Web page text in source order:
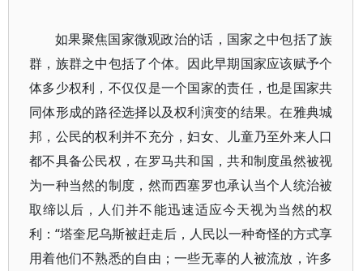
如果聚焦国家微观政治的话，国家之中包括了族
群，族群之中包括了个体。因此早期国家应该赋予个
体多少权利，不仅仅是一个国家的责任，也是国家共
同体形成的路径选择以及权利演变的结果。在雅典城
邦，公民的权利并不充分，妇女、儿童乃至外来人口
都不具备公民权，在罗马共和国，共和制度虽然被视
为一种当然的制度，然而西塞罗也承认当个人统治被
取缔以后，人们并不能迅速适应今天视为当然的权
利：“塔奎尼乌斯被赶走后，人民以一种奇怪的方式享
用着他们不熟悉的自由；一些无辜的人被流放，许多